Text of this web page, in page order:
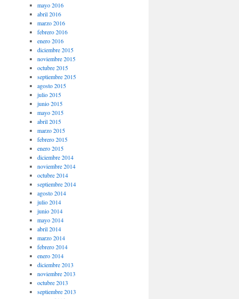
mayo 2016
abril 2016
marzo 2016
febrero 2016
enero 2016
diciembre 2015
noviembre 2015
octubre 2015
septiembre 2015
agosto 2015
julio 2015
junio 2015
mayo 2015
abril 2015
marzo 2015
febrero 2015
enero 2015
diciembre 2014
noviembre 2014
octubre 2014
septiembre 2014
agosto 2014
julio 2014
junio 2014
mayo 2014
abril 2014
marzo 2014
febrero 2014
enero 2014
diciembre 2013
noviembre 2013
octubre 2013
septiembre 2013